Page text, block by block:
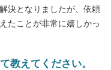
決となりましたが、依頼
たことが非常に嬉しかっ
教えてください。